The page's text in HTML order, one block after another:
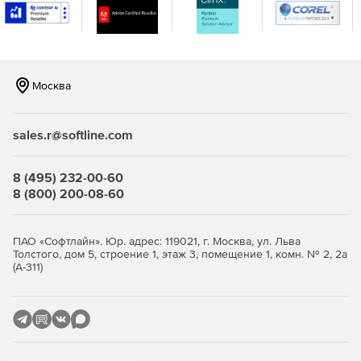
Цепочки автоматических писем
Сбор подписчиков
пополнения базы подписчиков. Инструменты сбора
A/B тестирование
небольшом сегменте и отправка по всей базе то письмо,
которое покажет лучший Open Rate.
Отслеживание эффективности рассылок на графике,
Москва
sales.r@softline.com
8 (495) 232-00-60
8 (800) 200-08-60
ПАО «Софтлайн». Юр. адрес: 119021, г. Москва, ул. Льва
Толстого, дом 5, строение 1, этаж 3, помещение 1, комн. № 2, 2а
(А-311)